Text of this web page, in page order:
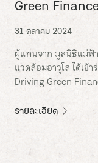
Green
31 ตุลาคม 2024
ผู้แทนจาก มูลนิธิแม่ฟ้
แวดล้อมอาวุโส ได้เข้
Driving Green
รายละเอียด